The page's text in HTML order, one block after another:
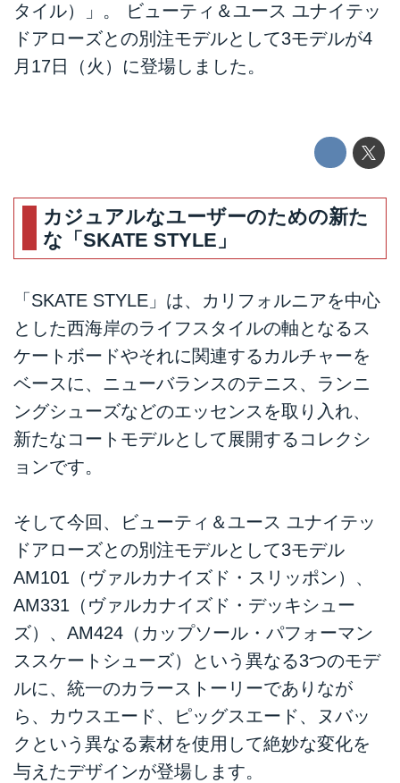
タイル）」。 ビューティ＆ユース ユナイテッ
ドアローズとの別注モデルとして3モデルが4
月17日（火）に登場しました。
カジュアルなユーザーのための新た
な「SKATE STYLE」
「SKATE STYLE」は、カリフォルニアを中心
とした西海岸のライフスタイルの軸となるス
ケートボードやそれに関連するカルチャーを
ベースに、ニューバランスのテニス、ランニ
ングシューズなどのエッセンスを取り入れ、
新たなコートモデルとして展開するコレクシ
ョンです。
そして今回、ビューティ＆ユース ユナイテッ
ドアローズとの別注モデルとして3モデル
AM101（ヴァルカナイズド・スリッポン）、
AM331（ヴァルカナイズド・デッキシュー
ズ）、AM424（カップソール・パフォーマン
ススケートシューズ）という異なる3つのモデ
ルに、統一のカラーストーリーでありなが
ら、カウスエード、ピッグスエード、ヌバッ
クという異なる素材を使用して絶妙な変化を
与えたデザインが登場します。